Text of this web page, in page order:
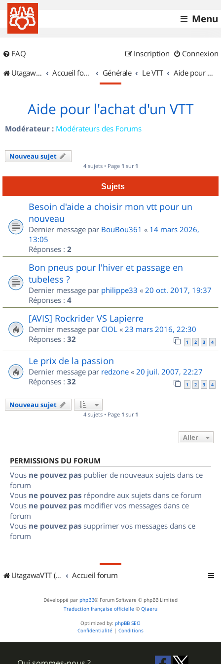
Menu
FAQ Connexion
Inscription
UtagawaVTT (Randos VTT et VTTAE avec traces GPS)
Accueil forum Générale Le VTT Aide pour l'achat d'un VTT
Aide pour l'achat d'un VTT
Modérateur : Modérateurs des Forums
Nouveau sujet
4 sujets • Page 1 sur 1
Sujets
Besoin d'aide a choisir mon vtt pour un
nouveau
Dernier message par BouBou361 « 14 mars 2026,
13:05
Réponses : 2
Bon pneus pour l'hiver et passage en
tubeless ?
Dernier message par philippe33 « 20 oct. 2017, 19:37
Réponses : 4
[AVIS] Rockrider VS Lapierre
Dernier message par CIOL « 23 mars 2016, 22:30
Réponses : 32 1 2 3 4
Le prix de la passion
Dernier message par redzone « 20 juil. 2007, 22:27
Réponses : 32 1 2 3 4
Nouveau sujet
4 sujets • Page 1 sur 1
Aller
PERMISSIONS DU FORUM
Vous ne pouvez pas publier de nouveaux sujets dans ce
forum
Vous ne pouvez pas répondre aux sujets dans ce forum
Vous ne pouvez pas modifier vos messages dans ce
forum
Vous ne pouvez pas supprimer vos messages dans ce
forum
UtagawaVTT (Randos VTT et VTTAE avec traces GPS) Accueil forum
Développé par phpBB® Forum Software © phpBB Limited
Traduction française officielle © Qiaeru
Optimized by: phpBB SEO
Confidentialité | Conditions